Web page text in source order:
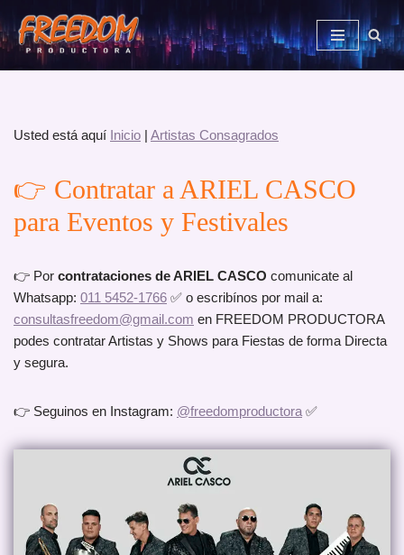
Saltar
al
Usted está aquí Inicio | Artistas Consagrados
👉 Contratar a ARIEL CASCO
para Eventos y Festivales
👉 Por contrataciones de ARIEL CASCO comunicate al
Whatsapp: 011 5452-1766 ✅ o escribínos por mail a:
consultasfreedom@gmail.com en FREEDOM PRODUCTORA
podes contratar Artistas y Shows para Fiestas de forma Directa
y segura.
👉 Seguinos en Instagram: @freedomproductora ✅